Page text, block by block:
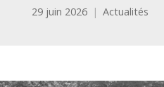
29 juin 2026 Actualités